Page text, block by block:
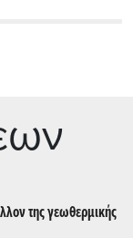
της γεωθερμικής